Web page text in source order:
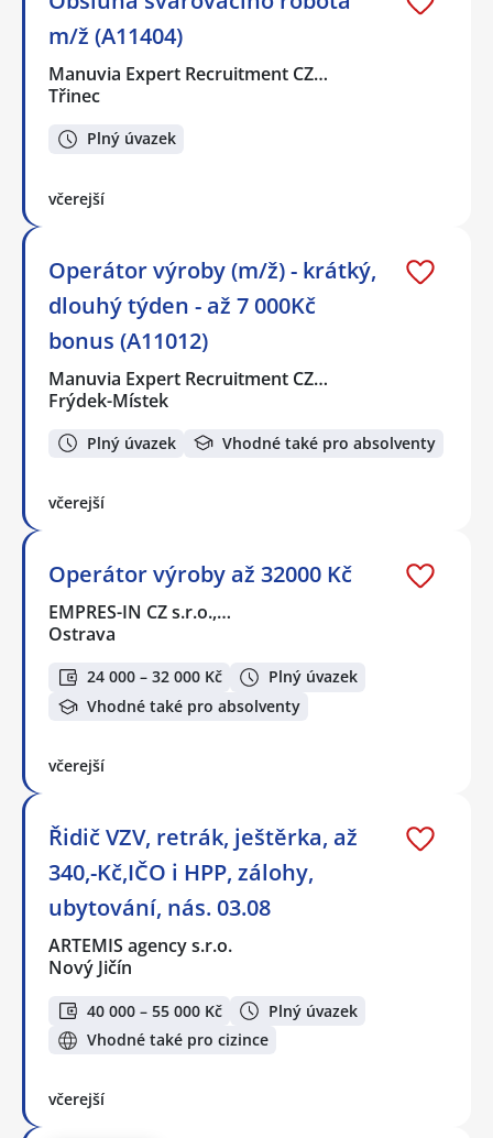
m/ž (A11404)
Manuvia Expert Recruitment CZ…
Třinec
Plný úvazek
včerejší
Operátor výroby (m/ž) - krátký,
dlouhý týden - až 7 000Kč
bonus (A11012)
Manuvia Expert Recruitment CZ…
Frýdek-Místek
Plný úvazek Vhodné také pro absolventy
včerejší
Operátor výroby až 32000 Kč
EMPRES-IN CZ s.r.o.,…
Ostrava
24 000 – 32 000 Kč
Plný úvazek
Vhodné také pro absolventy
včerejší
Řidič VZV, retrák, ještěrka, až
340,-Kč,IČO i HPP, zálohy,
ubytování, nás. 03.08
ARTEMIS agency s.r.o.
Nový Jičín
40 000 – 55 000 Kč
Plný úvazek
Vhodné také pro cizince
včerejší